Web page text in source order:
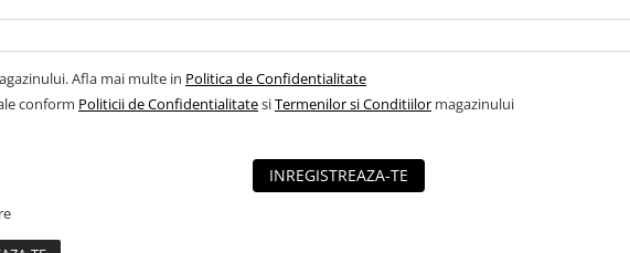
Afla mai multe in Politica de Confidentialitate
conform Politicii de ConfidentialitatesiTermenilor si Conditiilor magazinului
INREGISTREAZA-TE